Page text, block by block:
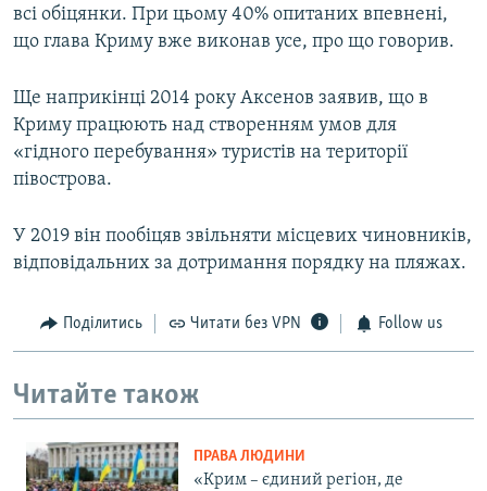
всі обіцянки. При цьому 40% опитаних впевнені,
що глава Криму вже виконав усе, про що говорив.
Ще наприкінці 2014 року Аксенов заявив, що в
Криму працюють над створенням умов для
«гідного перебування» туристів на території
півострова.
У 2019 він пообіцяв звільняти місцевих чиновників,
відповідальних за дотримання порядку на пляжах.
Поділитись Читати без VPN Follow us
Читайте також
ПРАВА ЛЮДИНИ
«Крим – єдиний регіон, де